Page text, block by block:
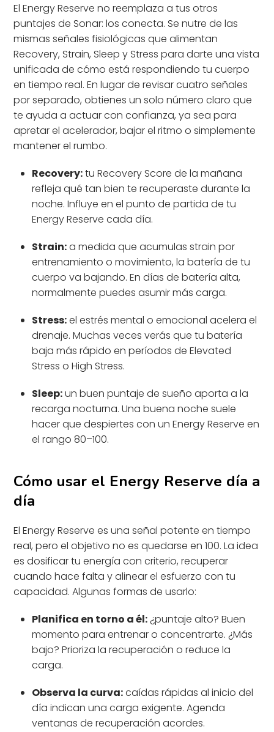
El Energy Reserve no reemplaza a tus otros
puntajes de Sonar: los conecta. Se nutre de las
mismas señales fisiológicas que alimentan
Recovery, Strain, Sleep y Stress para darte una vista
unificada de cómo está respondiendo tu cuerpo
en tiempo real. En lugar de revisar cuatro señales
por separado, obtienes un solo número claro que
te ayuda a actuar con confianza, ya sea para
apretar el acelerador, bajar el ritmo o simplemente
mantener el rumbo.
Recovery:tu Recovery Score de la mañana
refleja qué tan bien te recuperaste durante la
noche. Influye en el punto de partida de tu
Energy Reserve cada día.
Strain:a medida que acumulas strain por
entrenamiento o movimiento, la batería de tu
cuerpo va bajando. En días de batería alta,
normalmente puedes asumir más carga.
Stress:el estrés mental o emocional acelera el
drenaje. Muchas veces verás que tu batería
baja más rápido en períodos de Elevated
Stress o High Stress.
Sleep:un buen puntaje de sueño aporta a la
recarga nocturna. Una buena noche suele
hacer que despiertes con un Energy Reserve en
el rango 80–100.
Cómo usar el Energy Reserve día a
día
El Energy Reserve es una señal potente en tiempo
real, pero el objetivo no es quedarse en 100. La idea
es dosificar tu energía con criterio, recuperar
cuando hace falta y alinear el esfuerzo con tu
capacidad. Algunas formas de usarlo:
Planifica en torno a él:¿puntaje alto? Buen
momento para entrenar o concentrarte. ¿Más
bajo? Prioriza la recuperación o reduce la
carga.
Observa la curva:caídas rápidas al inicio del
día indican una carga exigente. Agenda
ventanas de recuperación acordes.